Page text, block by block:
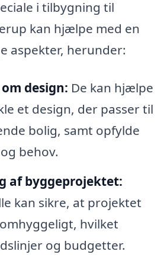
i tilbygning til
kan hjælpe med en
aspekter, herunder:
design: De kan hjælpe
et design, der passer til
bolig, samt opfylde
behov.
af byggeprojektet:
kan sikre, at projektet
hvilket
og budgetter.